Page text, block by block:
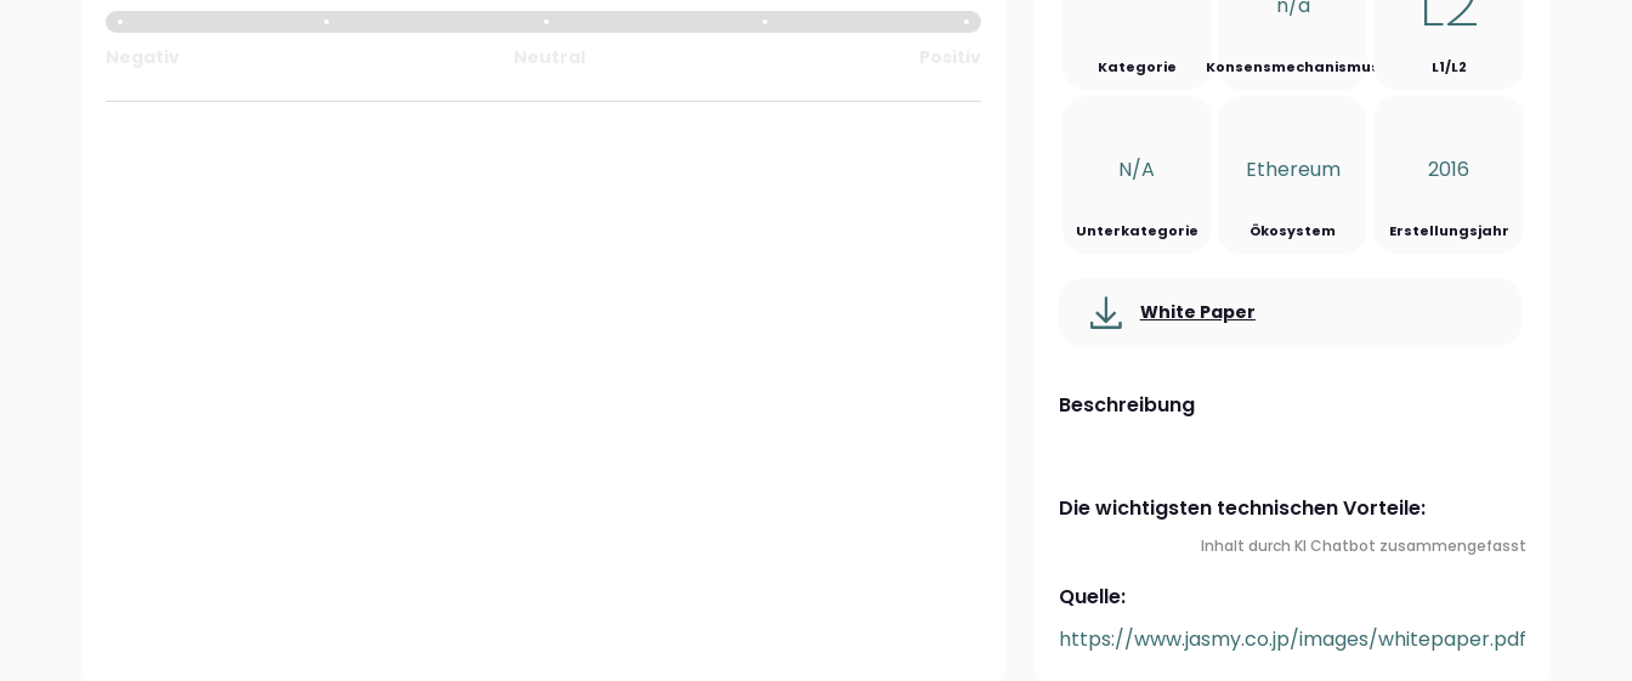
Kategorie Konsensmechanismus L1/L2
N/a
Unterkategorie
Ethereum
Ökosystem
2016
Erstellungsjahr
White Paper
Beschreibung
Die wichtigsten technischen Vorteile:
Inhalt durch KI Chatbot zusammengefasst
Quelle:
https://www.jasmy.co.jp/images/whitepaper.pdf